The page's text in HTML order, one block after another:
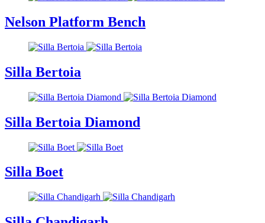
Nelson Platform Bench
Silla Bertoia
Silla Bertoia Diamond
Silla Boet